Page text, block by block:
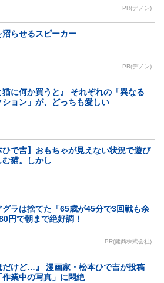
PR(デノン)
沼らせるスピーカー
PR(デノン)
猫に何か買うと』 それぞれの「異なる
ション」が、どっちも愛しい
ひで吉】おもちゃが見えない状況で遊び
む猫。しかし
グラは捨てた「65歳が45分で3回戦も余
円で朝まで絶好調！
PR(健商株式会社)
だけど…』 漫画家・松本ひで吉が投稿
作業中の写真」に悶絶